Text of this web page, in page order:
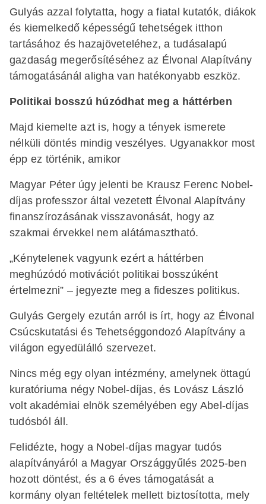
Gulyás azzal folytatta, hogy a fiatal kutatók, diákok
és kiemelkedő képességű tehetségek itthon
tartásához és hazajöveteléhez, a tudásalapú
gazdaság megerősítéséhez az Élvonal Alapítvány
támogatásánál aligha van hatékonyabb eszköz.
Politikai bosszú húzódhat meg a háttérben
Majd kiemelte azt is, hogy a tények ismerete
nélküli döntés mindig veszélyes. Ugyanakkor most
épp ez történik, amikor
Magyar Péter úgy jelenti be Krausz Ferenc Nobel-
díjas professzor által vezetett Élvonal Alapítvány
finanszírozásának visszavonását, hogy az
szakmai érvekkel nem alátámasztható.
„Kénytelenek vagyunk ezért a háttérben
meghúzódó motivációt politikai bosszúként
értelmezni” – jegyezte meg a fideszes politikus.
Gulyás Gergely ezután arról is írt, hogy az Élvonal
Csúcskutatási és Tehetséggondozó Alapítvány a
világon egyedülálló szervezet.
Nincs még egy olyan intézmény, amelynek öttagú
kuratóriuma négy Nobel-díjas, és Lovász László
volt akadémiai elnök személyében egy Abel-díjas
tudósból áll.
Felidézte, hogy a Nobel-díjas magyar tudós
alapítványáról a Magyar Országgyűlés 2025-ben
hozott döntést, és a 6 éves támogatását a
kormány olyan feltételek mellett biztosította, mely